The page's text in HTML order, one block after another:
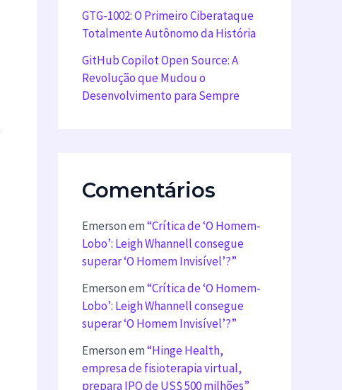
GTG-1002: O Primeiro Ciberataque
Totalmente Autônomo da História
GitHub Copilot Open Source: A
Revolução que Mudou o
Desenvolvimento para Sempre
Comentários
Emersonem“Crítica de ‘O Homem-
Lobo’: Leigh Whannell consegue
superar ‘O Homem Invisível’?”
Emersonem“Crítica de ‘O Homem-
Lobo’: Leigh Whannell consegue
superar ‘O Homem Invisível’?”
Emersonem“Hinge Health,
empresa de fisioterapia virtual,
prepara IPO de US$ 500 milhões”